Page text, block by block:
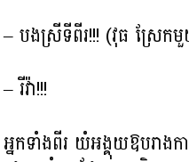
– បងស្រីទីពីរ!!! (វុធ ស្រែកមួ
– រីវ៉ា!!!
អ្នកទាំងពីរ យំអង្គុយឱបរា